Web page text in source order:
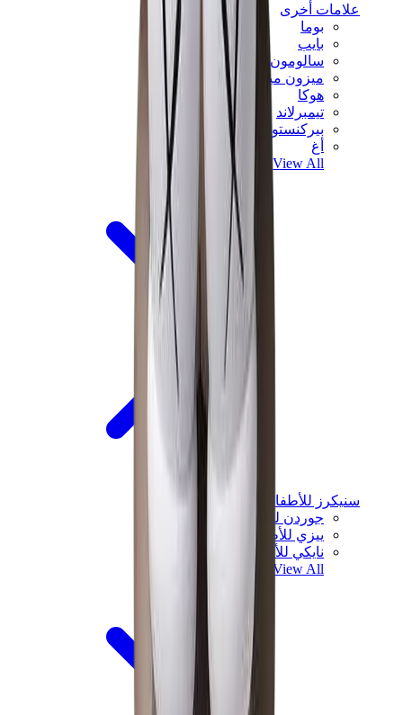
علامات أخرى
بوما
بايب
سالومون
ميزون ميهارا
هوكا
تيمبرلاند
بيركنستوك
أغ
View All
علامات أخرى
سنيكرز للأطفال
جوردن للأطفال
ييزي للأطفال
نايكي للأطفال
View All
سنيكرز للأطفال